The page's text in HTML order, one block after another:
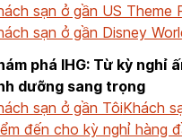
sạn ở gần US Theme
sạn ở gần Disney
phá IHG: Từ kỳ nghỉ
dưỡng sang trọng
sạn ở gần TôiKhách
đến cho kỳ nghỉ hàng